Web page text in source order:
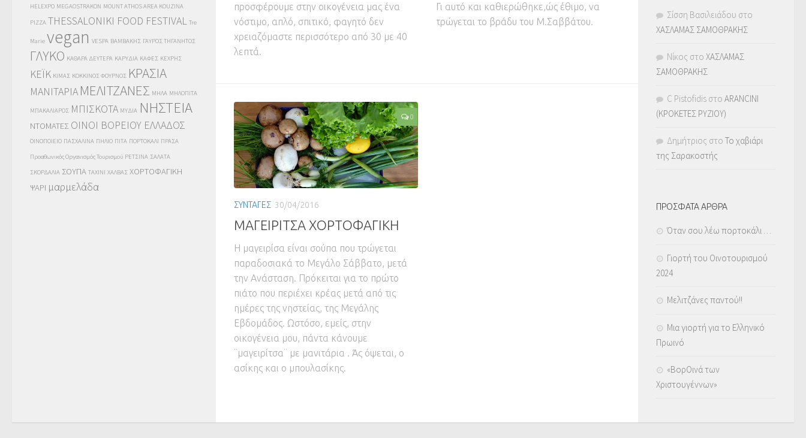
προσφέρουμε στην οικογένεια μας ένα
νόστιμο, απλό, σπιτικό, φαγητό δεν
χρειαζόμαστε περισσότερο από 30 με 40
λεπτά.
Γι αυτό και καθιερώθηκε,ώς έθιμο, να
τρώγεται το βράδυ του Μ.Σαββάτου.
0
ΣΥΝΤΑΓΕΣ 30/04/2016
ΜΑΓΕΙΡΙΤΣΑ ΧΟΡΤΟΦΑΓΙΚΗ
Η μαγειρίσα είναι σούπα που τρώγεται
παραδοσιακά το Μεγάλο Σάββατο, μετά
την Ανάσταση. Πρόκειται για το πρώτο
πιάτο που περιέχει κρέας μετά από τις
ημέρες της νηστείας, της Μεγάλης
Εβδομάδος. Ωστόσο, εμείς, στην
οικογένεια μου, πάντα κάνουμε
¨μαγειρίτσα¨ με μανιτάρια . Άς όψεται, ο
ασίκης και ο μπουλασίκης.
HELEXPO MEGAOSTRAKON MOUNT ATHOS AREA KOUZINA
PIZZA THESSALONIKI FOOD FESTIVAL Tre
Marie vegan VESPA ΒΑΜΒΑΚΗΣ ΓΑΥΡΟΣ ΤΗΓΑΝΗΤΟΣ
ΓΛΥΚΟ ΚΑΘΑΡΑ ΔΕΥΤΕΡΑ ΚΑΡΥΔΙΑ ΚΑΦΕΣ ΚΕΧΡΗΣ
ΚΕΪΚ ΚΙΜΑΣ ΚΟΚΚΙΝΟΣ ΦΟΥΡΝΟΣ ΚΡΑΣΙΑ
ΜΑΝΙΤΑΡΙΑ ΜΕΛΙΤΖΑΝΕΣ ΜΗΛΑ ΜΗΛΟΠΙΤΑ
ΜΠΑΚΑΛΙΑΡΟΣ ΜΠΙΣΚΟΤΑ ΜΥΔΙΑ ΝΗΣΤΕΙΑ
ΝΤΟΜΑΤΕΣ ΟΙΝΟΙ ΒΟΡΕΙΟΥ ΕΛΛΑΔΟΣ
ΟΙΝΟΠΟΙΕΙΟ ΠΑΣΧΑΛΙΝΑ ΠΗΛΙΟ ΠΙΤΑ ΠΟΡΤΟΚΑΛΙ ΠΡΑΣΑ
Προαθωνικός Οργανισμός Τουρισμού ΡΕΤΣΙΝΑ ΣΑΛΑΤΑ
ΣΚΟΡΔΑΛΙΑ ΣΟΥΠΑ ΤΑΧΙΝΙ ΧΑΛΒΑΣ ΧΟΡΤΟΦΑΓΙΚΗ
ΨΑΡΙ μαρμελάδα
Σίσση Βασιλειάδου στο
ΧΑΣΛΑΜΑΣ ΣΑΜΟΘΡΑΚΗΣ
Νίκος στο ΧΑΣΛΑΜΑΣ
ΣΑΜΟΘΡΑΚΗΣ
C Pistofidis στο ARANCINI
(ΚΡΟΚΕΤΕΣ ΡΥΖΙΟΥ)
Δημήτριος στο Το χαβιάρι
της Σαρακοστής
ΠΡΟΣΦΑΤΑ ΑΡΘΡΑ
Όταν σου λέω πορτοκάλι …
Γιορτή του Οινοτουρισμού
2024
Μελιτζάνες παντού!!
Μια γιορτή για το Ελληνικό
Πρωινό
«ΒορΟινά των
Χριστουγέννων»